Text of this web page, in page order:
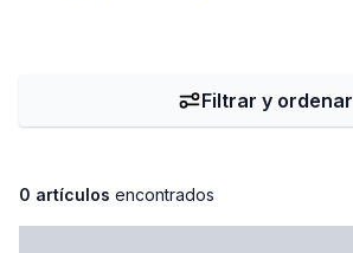
0 artículos encontrados
Filtrar y ordenar